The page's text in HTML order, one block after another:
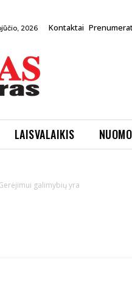
2026 Kontaktai
LAISVALAIKIS
galimybių yra